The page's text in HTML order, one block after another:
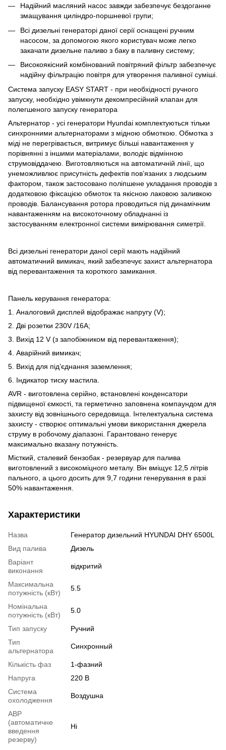
Надійний масляний насос завжди забезпечує бездоганне
змащування циліндро-поршневої групи;
Всі дизельні генераторі даної серії оснащені ручним
насосом, за допомогою якого користувач може легко
закачати дизельне паливо з баку в паливну систему;
Високоякісний комбінований повітряний фільтр забезпечує
надійну фільтрацію повітря для утворення паливної суміші.
Система запуску EASY START - при необхідності ручного
запуску, необхідно увімкнути декомпресійний клапан для
полегшеного запуску генератора
Альтернатор - усі генератори Hyundai комплектуються тільки
синхронними альтернаторами з мідною обмоткою. Обмотка з
міді не перегрівається, витримує більші навантаження у
порівнянні з іншими матеріалами, володіє відмінною
струмовіддачею. Виготовляються на автоматичній лінії, що
унеможливлює присутність дефектів пов’язаних з людським
фактором, також застосовано поліпшене укладання проводів з
додатковою фіксацією обмоток та якісною лаковою заливкою
проводів. Балансування ротора проводиться під динамічним
навантаженням на високоточному обладнанні із
застосуванням електронної системи вимірювання симетрії.
Всі дизельні генератори даної серії мають надійний
автоматичний вимикач, який забезпечує захист альтернатора
від перевантаження та короткого замикання.
Панель керування генератора:
1. Аналоговий дисплей відображає напругу (V);
2. Дві розетки 230V /16А;
3. Вихід 12 V (з запобіжником від перевантаження);
4. Аварійний вимикач;
5. Вихід для під’єднання заземлення;
6. Індикатор тиску мастила.
AVR - виготовлена серійно, встановлені конденсатори
підвищеної ємкості, та герметично заповнена компаундом для
захисту від зовнішнього середовища. Інтелектуальна система
захисту - створює оптимальні умови використання джерела
струму в робочому діапазоні. Гарантовано генерує
максимально вказану потужність.
Місткий, сталевий бензобак - резервуар для палива
виготовлений з високоміцного металу. Він вміщує 12,5 літрів
пального, а цього досить для 9,7 години генерування в разі
50% навантаження.
Характеристики
Назва
Генератор дизельний HYUNDAI DHY 6500L
Вид палива
Дизель
Варіант
виконання
відкритий
Максимальна
потужність (кВт)
5.5
Номінальна
потужність (кВт)
5.0
Тип запуску
Ручний
Тип
альтернатора
Синхронный
Кількість фаз
1-фазний
Напруга
220 В
Система
охолодження
Воздушна
АВР
(автоматичне
введення
резерву)
Ні